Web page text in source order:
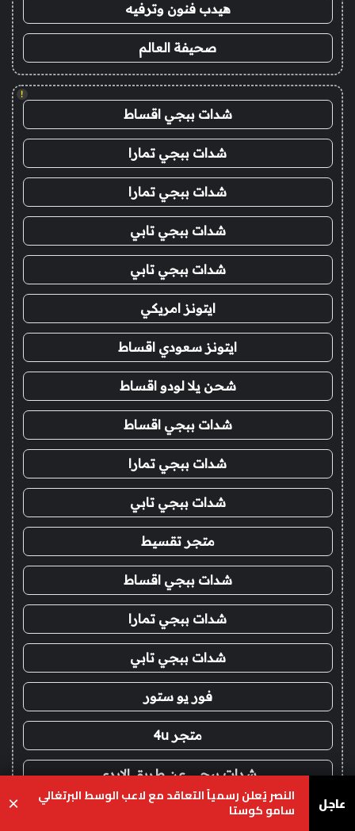
هيدب فنون وترفيه
صحيفة العالم
!
شدات ببجي اقساط
شدات ببجي تمارا
شدات ببجي تمارا
شدات ببجي تابي
شدات ببجي تابي
ايتونز امريكي
ايتونز سعودي اقساط
شحن يلا لودو اقساط
شدات ببجي اقساط
شدات ببجي تمارا
شدات ببجي تابي
متجر تقسيط
شدات ببجي اقساط
شدات ببجي تمارا
شدات ببجي تابي
فور يو ستور
متجر 4u
شدات ببجي عن طريق الايدي
شحن يلا لودو اقساط
عاجل النصر يُعلن رسمياً التعاقد مع لاعب الوسط البرتغالي
سامو كوستا ×